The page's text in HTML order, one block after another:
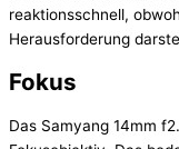
reaktionsschnell,
Herausforderung
Fokus
Das Samyang 14mm